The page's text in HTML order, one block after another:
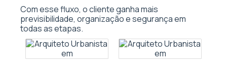
Com esse fluxo, o cliente ganha mais
previsibilidade, organização e segurança em
todas as etapas.